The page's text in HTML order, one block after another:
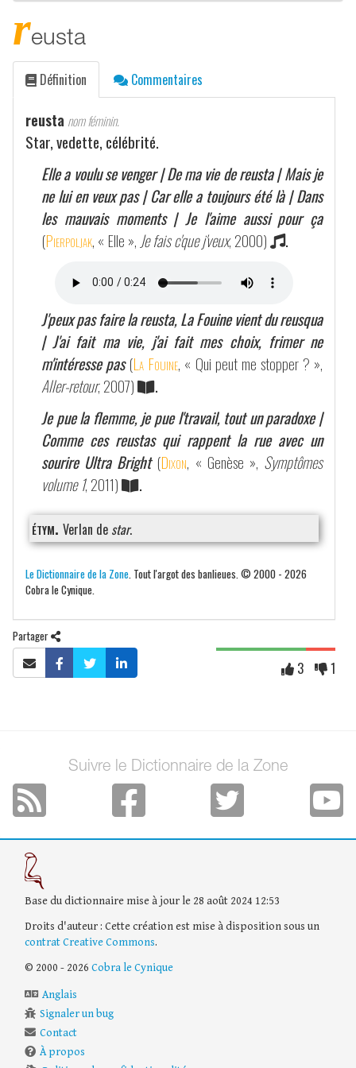
reusta
Définition Commentaires
reusta nom féminin.
Star, vedette, célébrité.
Elle a voulu se venger | De ma vie de reusta | Mais je
ne lui en veux pas | Car elle a toujours été là | Dans
les mauvais moments | Je l'aime aussi pour ça
(Pierpoljak, « Elle », Je fais c'que j'veux, 2000) .
J'peux pas faire la reusta, La Fouine vient du reusqua
| J'ai fait ma vie, j'ai fait mes choix, frimer ne
m'intéresse pas (La Fouine, « Qui peut me stopper ? »,
Aller-retour, 2007)
.
Je pue la flemme, je pue l'travail, tout un paradoxe |
Comme ces reustas qui rappent la rue avec un
sourire Ultra Bright (Dixon, « Genèse », Symptômes
volume 1, 2011)
.
étym. Verlan de star.
Le Dictionnaire de la Zone . Tout l'argot des banlieues. © 2000 - 2026
Cobra le Cynique.
Partager
3 1
Suivre le Dictionnaire de la Zone
Base du dictionnaire mise à jour le 28 août 2024 12:53
Droits d'auteur : Cette création est mise à disposition sous un
contrat Creative Commons.
© 2000 - 2026 Cobra le Cynique
Anglais
Signaler un bug
Contact
À propos